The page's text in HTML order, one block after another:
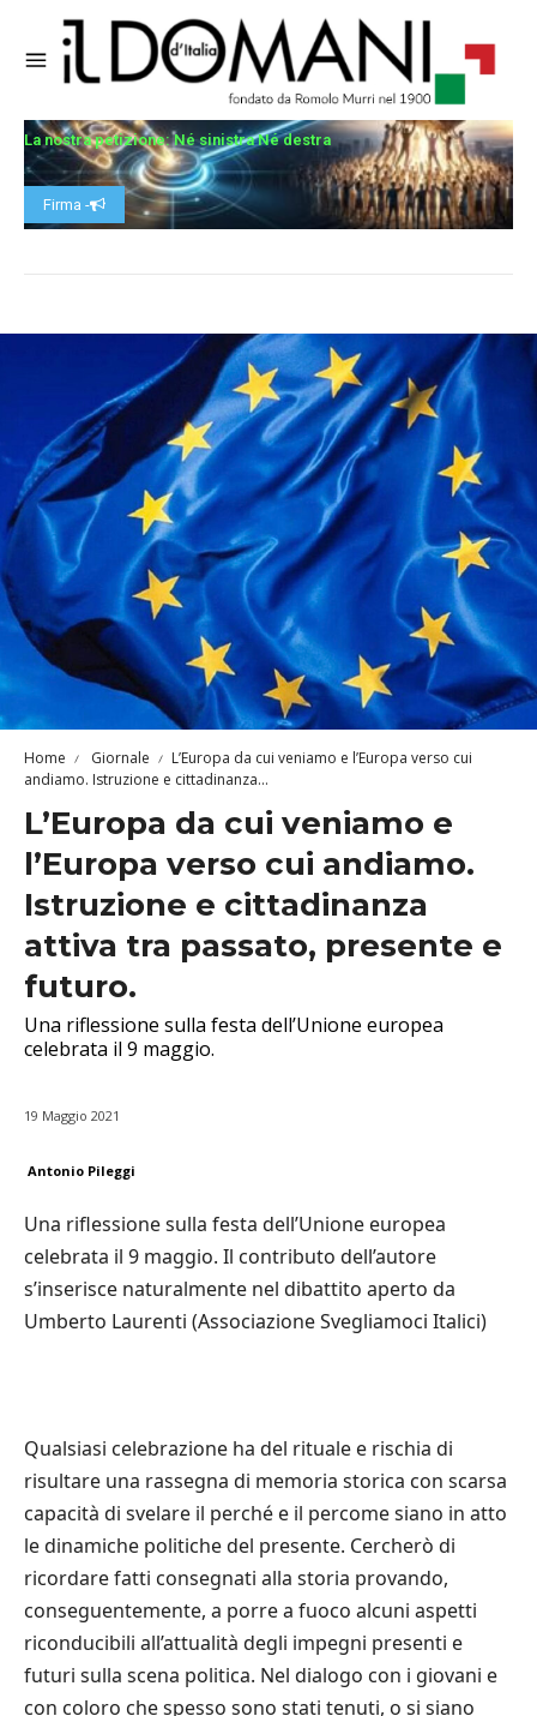
La nostra petizione: Né sinistra Né destra
Firma -
Home Giornale
L’Europa da cui veniamo e l’Europa verso cui
andiamo. Istruzione e cittadinanza...
L’Europa da cui veniamo e
l’Europa verso cui andiamo.
Istruzione e cittadinanza
attiva tra passato, presente e
futuro.
Una riflessione sulla festa dell’Unione europea
celebrata il 9 maggio.
19 Maggio 2021
Antonio Pileggi
Una riflessione sulla festa dell’Unione europea
celebrata il 9 maggio. Il contributo dell’autore
s’inserisce naturalmente nel dibattito aperto da
Umberto Laurenti (AssociazioneSvegliamoci Italici)
Qualsiasi celebrazione ha del rituale e rischia di
risultare una rassegna di memoria storica con scarsa
capacità di svelare il perché e il percome siano in atto
le dinamiche politiche del presente. Cercherò di
ricordare fatti consegnati alla storia provando,
conseguentemente, a porre a fuoco alcuni aspetti
riconducibili all’attualità degli impegni presenti e
futuri sulla scena politica. Nel dialogo con i giovani e
con coloro che spesso sono stati tenuti, o si siano